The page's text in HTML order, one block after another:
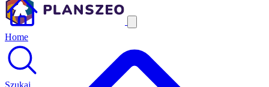
Home
Szukaj